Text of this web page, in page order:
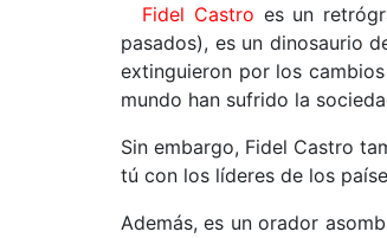
Fidel Castro es un
pasados), es un dinosaurio
extinguieron por los
mundo han sufrido la
Sin embargo, Fidel Castro
tú con los líderes de los
Además, es un orador